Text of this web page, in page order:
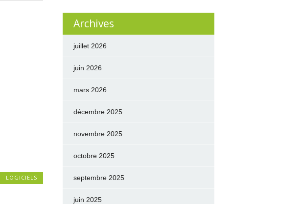
LOGICIELS
Archives
juillet 2026
juin 2026
mars 2026
décembre 2025
novembre 2025
octobre 2025
septembre 2025
juin 2025